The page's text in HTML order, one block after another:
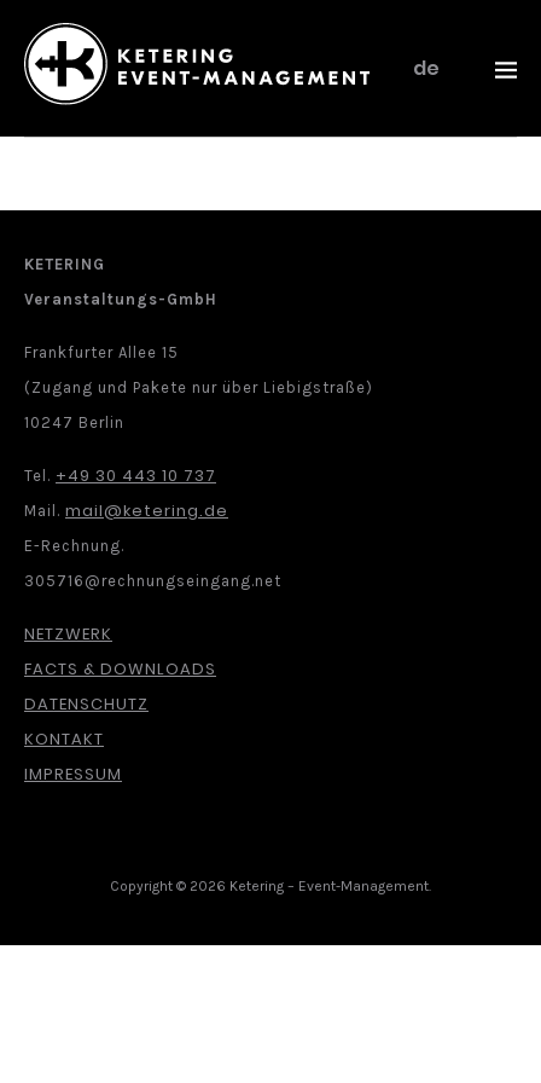
Ketering
Management
de
KETERING
Veranstaltungs-GmbH
Frankfurter Allee 15
(Zugang und Pakete nur über Liebigstraße)
10247 Berlin
Tel. +49 30 443 10 737
Mail. mail@ketering.de
E-Rechnung.
305716@rechnungseingang.net
NETZWERK
FACTS & DOWNLOADS
DATENSCHUTZ
KONTAKT
IMPRESSUM
Copyright © 2026 Ketering – Event-Management